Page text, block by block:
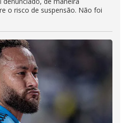
o risco de suspensão. Não foi